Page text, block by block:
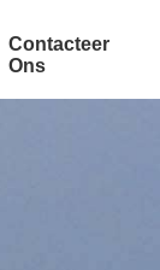
Contacteer
Ons